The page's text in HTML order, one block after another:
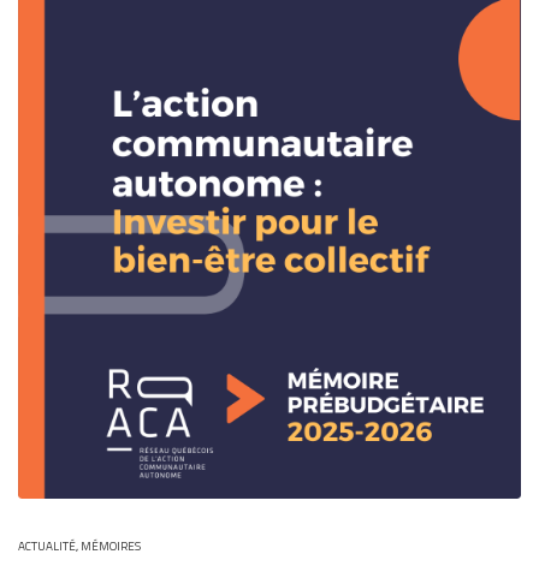
ACTUALITÉ, MÉMOIRES